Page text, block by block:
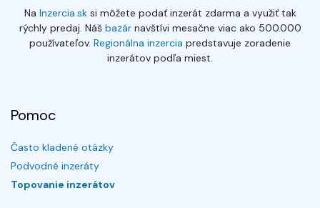
Na Inzercia.sksi môžete podať inzerát zdarma a využiť tak
rýchly predaj. Náš bazárnavštívi mesačne viac ako 500.000
používateľov. Regionálna inzercia predstavuje zoradenie
inzerátov podľa miest.
Pomoc
Často kladené otázky
Podvodné inzeráty
Topovanie inzerátov